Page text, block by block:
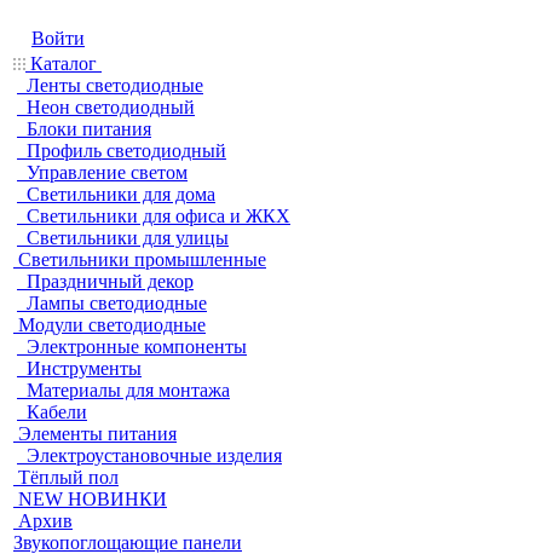
Войти
Каталог
Ленты светодиодные
Неон светодиодный
Блоки питания
Профиль светодиодный
Управление светом
Светильники для дома
Светильники для офиса и ЖКХ
Светильники для улицы
Светильники промышленные
Праздничный декор
Лампы светодиодные
Модули светодиодные
Электронные компоненты
Инструменты
Материалы для монтажа
Кабели
Элементы питания
Электроустановочные изделия
Тёплый пол
NEW НОВИНКИ
Архив
Звукопоглощающие панели